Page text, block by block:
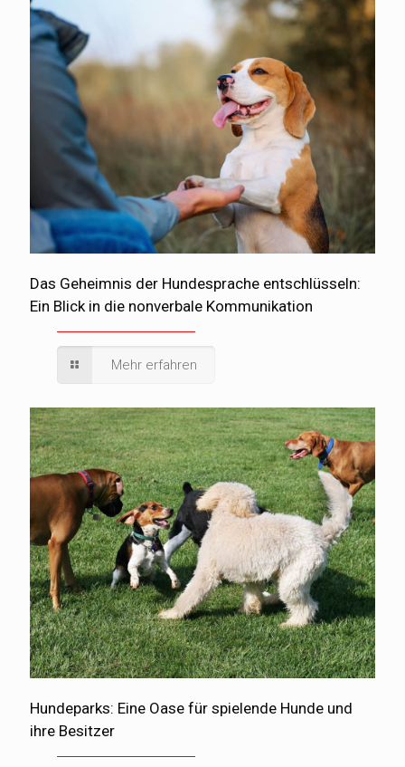
Das Geheimnis der Hundesprache entschlüsseln:
Ein Blick in die nonverbale Kommunikation
Mehr erfahren
Hundeparks: Eine Oase für spielende Hunde und
ihre Besitzer